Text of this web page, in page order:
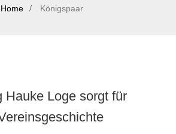
Home Königspaar
Hauke Loge sorgt für